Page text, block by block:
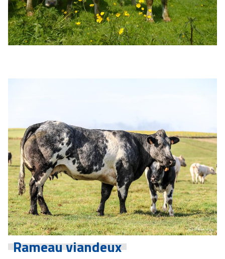
Rameau viandeux